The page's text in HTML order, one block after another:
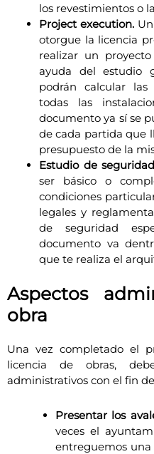
los revestimientos o
Project execution.
otorgue la licencia
realizar un
ayuda del estudio
podrán calcular las
todas las
documento ya sí se
de cada partida que
presupuesto de la
Estudio de
ser básico o
condiciones
legales y
de seguridad
documento va
que te realiza el
Aspectos
obra
Una vez completado el
licencia de obras,
administrativos con el fin
Presentar los
veces el
entreguemos